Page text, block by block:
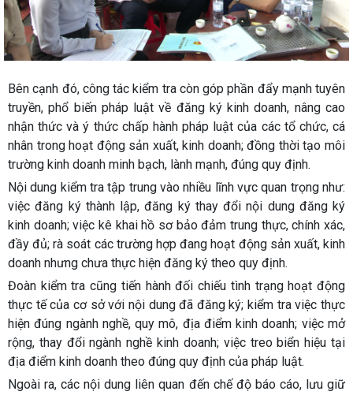
Bên cạnh đó, công tác kiểm tra còn góp phần đẩy mạnh tuyên
truyền, phổ biến pháp luật về đăng ký kinh doanh, nâng cao
nhận thức và ý thức chấp hành pháp luật của các tổ chức, cá
nhân trong hoạt động sản xuất, kinh doanh; đồng thời tạo môi
trường kinh doanh minh bạch, lành mạnh, đúng quy định.
Nội dung kiểm tra tập trung vào nhiều lĩnh vực quan trọng như:
việc đăng ký thành lập, đăng ký thay đổi nội dung đăng ký
kinh doanh; việc kê khai hồ sơ bảo đảm trung thực, chính xác,
đầy đủ; rà soát các trường hợp đang hoạt động sản xuất, kinh
doanh nhưng chưa thực hiện đăng ký theo quy định.
Đoàn kiểm tra cũng tiến hành đối chiếu tình trạng hoạt động
thực tế của cơ sở với nội dung đã đăng ký; kiểm tra việc thực
hiện đúng ngành nghề, quy mô, địa điểm kinh doanh; việc mở
rộng, thay đổi ngành nghề kinh doanh; việc treo biển hiệu tại
địa điểm kinh doanh theo đúng quy định của pháp luật.
Ngoài ra, các nội dung liên quan đến chế độ báo cáo, lưu giữ